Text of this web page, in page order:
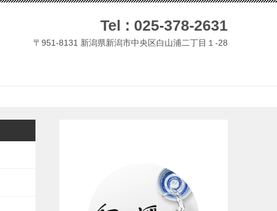
Tel : 025-378-2631
〒951-8131 新潟県新潟市中央区白山浦二丁目１-28